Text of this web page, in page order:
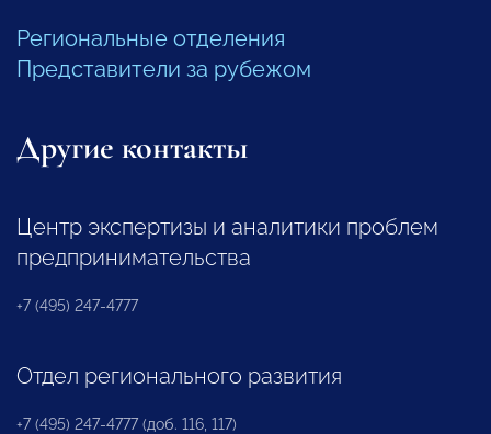
Региональные отделения
Представители за рубежом
Другие контакты
Центр экспертизы и аналитики проблем
предпринимательства
+7 (495) 247-4777
Отдел регионального развития
+7 (495) 247-4777 (доб. 116, 117)